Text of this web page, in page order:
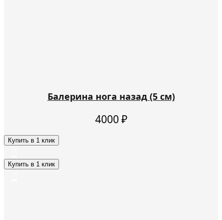
Балерина нога назад (5 см)
4000 ₽
Купить в 1 клик
Купить в 1 клик